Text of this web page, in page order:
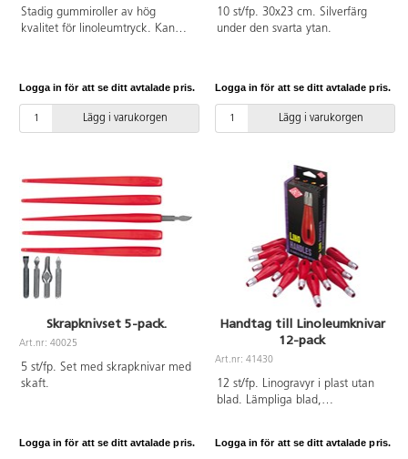
Stadig gummiroller av hög
kvalitet för linoleumtryck. Kan
lösningsmedel. Vals av syntetisk
EPDM-gummi med stabil
infästning av stål. Handtag i PP-
Logga in för att se ditt avtalade pris.
Lägg i varukorgen
10 st/fp. 30x23 cm. Silverfärg
under den svarta ytan.
Logga in för att se ditt avtalade pris.
Lägg i varukorgen
Skrapknivset 5-pack.
Art.nr: 40025
5 st/fp. Set med skrapknivar med
skaft.
Logga in för att se ditt avtalade pris.
Handtag till Linoleumknivar
12-pack
Art.nr: 41430
12 st/fp. Linogravyr i plast utan
blad. Lämpliga blad,
metalldelarna är av aluminium.
Logga in för att se ditt avtalade pris.